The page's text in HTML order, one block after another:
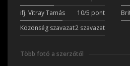
ifj. Vitray Tamás
10/5 pont
Közönség szavazat2 szavazat
Több fotó a szerzőtől